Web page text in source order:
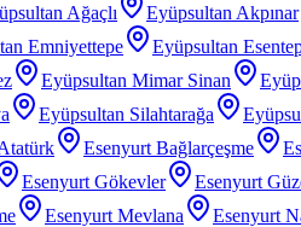
Ağaçlı Eyüpsultan Akpınar
Emniyettepe Eyüpsultan
Eyüpsultan Mimar Sinan
Eyüpsultan Silahtarağa
Esenyurt Bağlarçeşme
Esenyurt Gökevler Esenyurt
Esenyurt Mevlana Esenyurt